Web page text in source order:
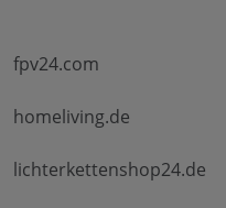
fpv24.com
homeliving.de
lichterkettenshop24.de